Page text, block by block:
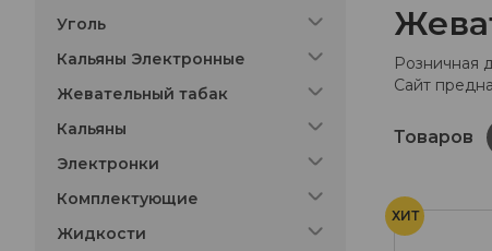
Уголь
Кальяны Электронные
Жевательный табак
Кальяны
Электронки
Комплектующие
Жидкости
Розничная
Сайт
Товаров
ХИТ